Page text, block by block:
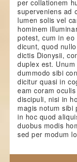
per collationem
superveniens ad
lumen solis vel
hominem
potest, cum in
dicunt, quod
dictis Dionysii,
duplex est.
dummodo sibi
dicitur quasi in
eam coram
discipuli, nisi in
magis notum sibi
in hoc quod
duobus modis
sed per modum